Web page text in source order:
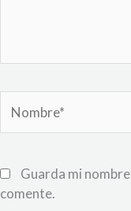
Guarda mi
comente.